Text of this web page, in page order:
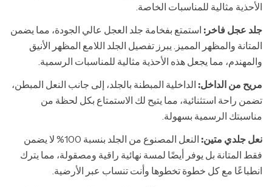
الأحذية مثالية للمناسبات الخاصة.
جلد عجل فاخر: استمتع بفخامة جلد العجل عالي الجودة، مما يضمن
المتانة والمظهر المميز. يبرز تفصيل الجلد اللامع المظهر الأنيق
والمهندم، مما يجعل هذه الأحذية مثالية للمناسبات الرسمية.
مريح من الداخل: الداخلية المبطنة بالجلد، إلى جانب النعل المبطن،
تضمن راحة استثنائية، مما يتيح لك الاستمتاع بكل لحظة من
مناسبتك الرسمية بسهولة.
نعل جلدي متين:
النعل المصنوع من الجلد بنسبة 100% لا يضمن
فقط المتانة بل يوفر أيضًا لمسة نهائية راقية ومصقولة، مما يترك
انطباعًا مع كل خطوة تخطوها وأنت تنساب عبر الأرضية.